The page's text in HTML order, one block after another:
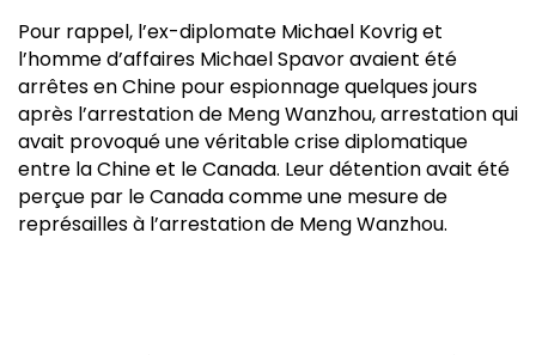
Pour rappel, l’ex-diplomate Michael Kovrig et
l’homme d’affaires Michael Spavor avaient été
arrêtes en Chine pour espionnage quelques jours
après l’arrestation de Meng Wanzhou, arrestation qui
avait provoqué une véritable crise diplomatique
entre la Chine et le Canada. Leur détention avait été
perçue par le Canada comme une mesure de
représailles à l’arrestation de Meng Wanzhou.